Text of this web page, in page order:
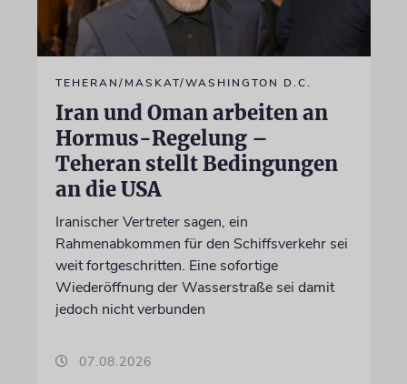
TEHERAN/MASKAT/WASHINGTON D.C.
Iran und Oman arbeiten an
Hormus-Regelung –
Teheran stellt Bedingungen
an die USA
Iranischer Vertreter sagen, ein
Rahmenabkommen für den Schiffsverkehr sei
weit fortgeschritten. Eine sofortige
Wiederöffnung der Wasserstraße sei damit
jedoch nicht verbunden
07.08.2026